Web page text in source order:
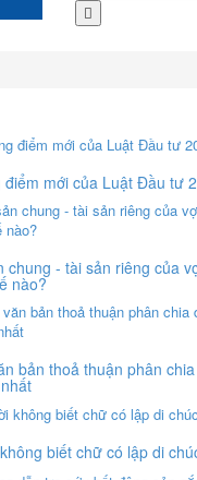
điểm mới của Luật Đầu tư
chung - tài sản riêng của
nào?
bản thoả thuận phân
biết chữ có lập di